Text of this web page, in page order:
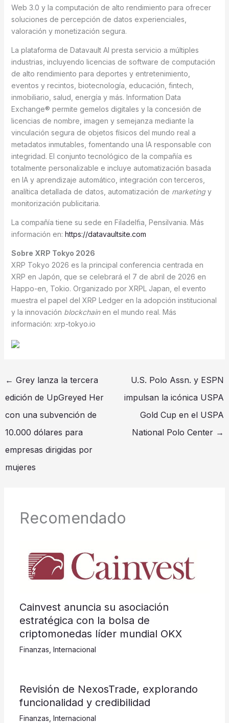
Web 3.0 y la computación de alto rendimiento para ofrecer
soluciones de percepción de datos experienciales,
valoración y monetización segura.
La plataforma de Datavault AI presta servicio a múltiples
industrias, incluyendo licencias de software de computación
de alto rendimiento para deportes y entretenimiento,
eventos y recintos, biotecnología, educación, fintech,
inmobiliario, salud, energía y más. Information Data
Exchange® permite gemelos digitales y la concesión de
licencias de nombre, imagen y semejanza mediante la
vinculación segura de objetos físicos del mundo real a
metadatos inmutables, fomentando una IA responsable con
integridad. El conjunto tecnológico de la compañía es
totalmente personalizable e incluye automatización basada
en IA y aprendizaje automático, integración con terceros,
analítica detallada de datos, automatización de marketingy
monitorización publicitaria.
La compañía tiene su sede en Filadelfia, Pensilvania. Más
información en: https://datavaultsite.com
Sobre XRP Tokyo 2026
XRP Tokyo 2026 es la principal conferencia centrada en
XRP en Japón, que se celebrará el 7 de abril de 2026 en
Happo-en, Tokio. Organizado por XRPL Japan, el evento
muestra el papel del XRP Ledger en la adopción institucional
y la innovación blockchainen el mundo real. Más
información: xrp-tokyo.io
← Grey lanza la tercera
edición de UpGreyed Her
con una subvención de
10.000 dólares para
empresas dirigidas por
mujeres
U.S. Polo Assn. y ESPN
impulsan la icónica USPA
Gold Cup en el USPA
National Polo Center →
Recomendado
Cainvest anuncia su asociación
estratégica con la bolsa de
criptomonedas líder mundial OKX
Finanzas Internacional
Revisión de NexosTrade, explorando
funcionalidad y credibilidad
Finanzas Internacional